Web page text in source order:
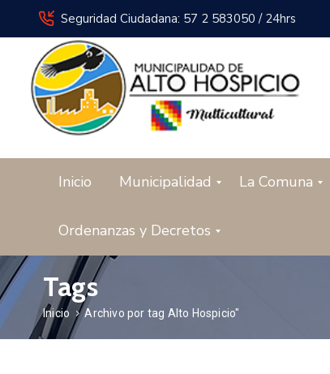
Seguridad Ciudadana: 57 2 583050 / 24hrs
Inicio Municipalidad La Comuna
Ordenanzas y Decretos
Tags
Inicio Archivo por tag Alto Hospicio"